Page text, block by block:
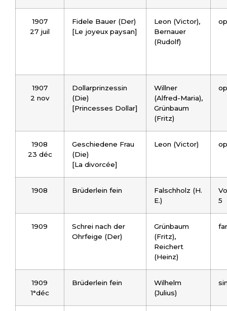
1907
27 juil
Fidele Bauer (Der)
[Le joyeux paysan]
Leon (Victor),
Bernauer
(Rudolf)
1907
2 nov
Dollarprinzessin
(Die)
[Princesses Dollar]
Willner
(Alfred-Maria),
Grünbaum
(Fritz)
1908
23 déc
Geschiedene Frau
(Die)
[La divorcée]
Leon (Victor)
1908 Brüderlein fein
Falschholz (H.
E.)
5
1909
Schrei nach der
Ohrfeige (Der)
Grünbaum
(Fritz),
Reichert
(Heinz)
1909
1°déc
Brüderlein fein
Wilhelm
(Julius)